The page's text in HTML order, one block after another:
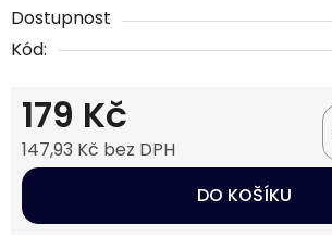
Dostupnost
Kód:
179 Kč
147,93 Kč bez DPH
Měrná cena:
DO KOŠÍKU